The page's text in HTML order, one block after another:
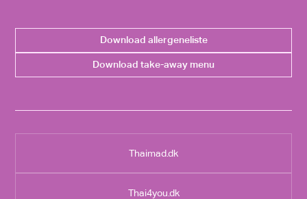
Download allergeneliste
Download take-away menu
Thaimad.dk
Thai4you.dk